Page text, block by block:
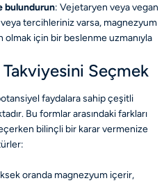
bulundurun: Vejetaryen veya vegan
veya tercihleriniz varsa, magnezyum
olmak için bir beslenme uzmanıyla
Seçmek
faydalara sahip çeşitli
Bu formlar arasındaki farkları
bilinçli bir karar vermenize
oranda magnezyum içerir,